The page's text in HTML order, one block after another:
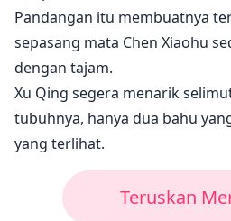
Pandangan itu membuatnya
sepasang mata Chen Xiaohu
dengan tajam.
Xu Qing segera menarik
tubuhnya, hanya dua bahu
yang terlihat.
Teruskan